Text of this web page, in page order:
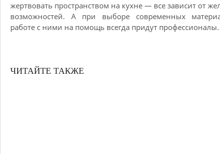
жертвовать пространством на кухне — все зависит от
возможностей. А при выборе современных
работе с ними на помощь всегда придут профессионалы.
ЧИТАЙТЕ ТАКЖЕ